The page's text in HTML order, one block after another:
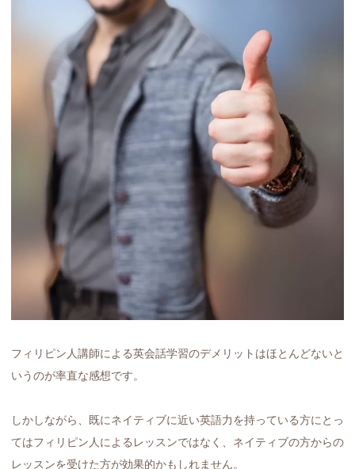
フィリピン人講師による英会話学習のデメリットはほとんどないと
いうのが率直な感想です。
しかしながら、既にネイティブに近い英語力を持っている方にとっ
てはフィリピン人によるレッスンではなく、ネイティブの方からの
レッスンを受けた方が効果的かもしれません。